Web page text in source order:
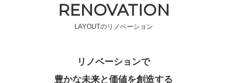
RENOVATION
LAYOUTのリノベーション
リノベーションで
豊かな未来と価値を創造する